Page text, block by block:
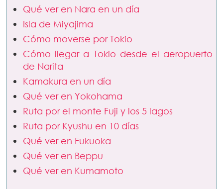
Qué ver en Nara en un día
Isla de Miyajima
Cómo moverse por Tokio
Cómo llegar a Tokio desde el aeropuerto
de Narita
Kamakura en un día
Qué ver en Yokohama
Ruta por el monte Fuji y los 5 lagos
Ruta por Kyushu en 10 días
Qué ver en Fukuoka
Qué ver en Beppu
Qué ver en Kumamoto